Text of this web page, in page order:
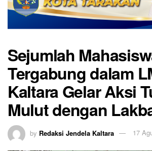
Sejumlah
Tergabung dalam
Kaltara Gelar Aksi
Mulut dengan
by Redaksi Jendela Kaltara 17